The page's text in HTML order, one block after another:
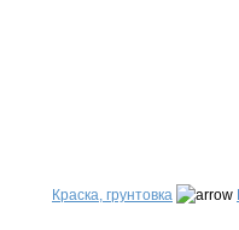
Краска, грунтовка